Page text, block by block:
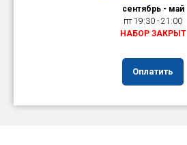
сентябрь - май
пт 19:30 - 21:00
НАБОР ЗАКРЫТ
Оплатить